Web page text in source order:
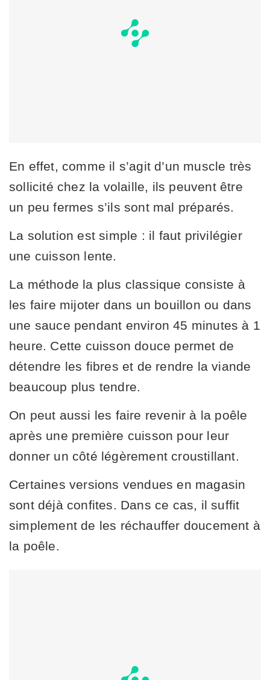
En effet, comme il s’agit d’un muscle très
sollicité chez la volaille, ils peuvent être
un peu fermes s’ils sont mal préparés.
La solution est simple : il faut privilégier
une cuisson lente.
La méthode la plus classique consiste à
les faire mijoter dans un bouillon ou dans
une sauce pendant environ 45 minutes à 1
heure. Cette cuisson douce permet de
détendre les fibres et de rendre la viande
beaucoup plus tendre.
On peut aussi les faire revenir à la poêle
après une première cuisson pour leur
donner un côté légèrement croustillant.
Certaines versions vendues en magasin
sont déjà confites. Dans ce cas, il suffit
simplement de les réchauffer doucement à
la poêle.